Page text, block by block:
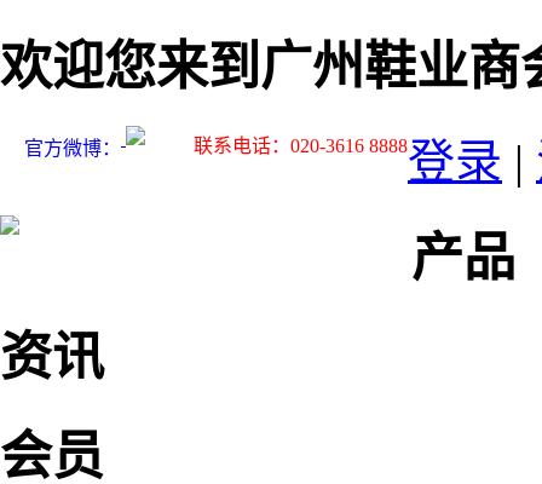
欢迎您来到广州鞋业商
官方微博： 联系电话：020-3616 8888登录 |
产品
资讯
会员